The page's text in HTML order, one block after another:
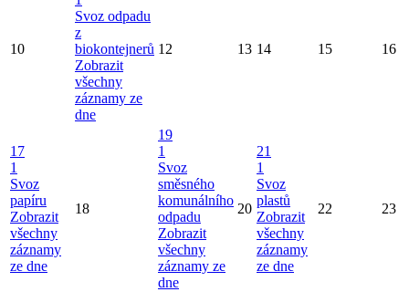
10
Svoz odpadu
z
biokontejnerů
Zobrazit
všechny
záznamy ze
dne
12 13 14 15 16
17
1
Svoz
papíru
Zobrazit
všechny
záznamy
ze dne
18
19
1
Svoz
směsného
komunálního
odpadu
Zobrazit
všechny
záznamy ze
dne
20
21
1
Svoz
plastů
Zobrazit
všechny
záznamy
ze dne
22 23